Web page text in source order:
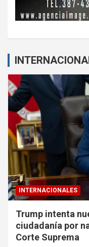
INTERNACIONALES
Trump intenta
ciudadanía por
Corte Suprema